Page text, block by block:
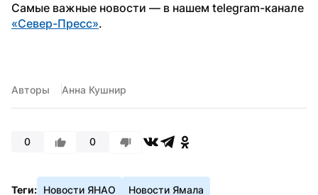
«Север-Пресс».
Авторы Анна Кушнир
0 0
Теги: Новости ЯНАО Новости Ямала